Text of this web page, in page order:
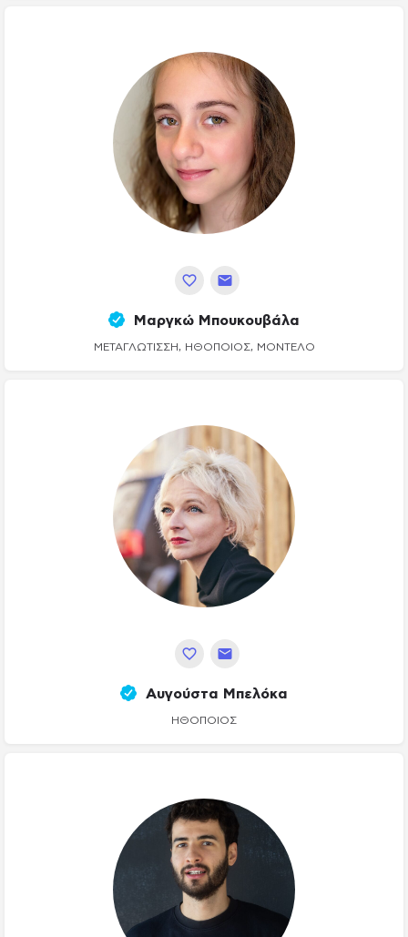
Μαργκώ Μπουκουβάλα
ΜΕΤΑΓΛΏΤΙΣΣΗ, ΗΘΟΠΟΙΌΣ, ΜΟΝΤΈΛΟ
Αυγούστα Μπελόκα
ΗΘΟΠΟΙΌΣ